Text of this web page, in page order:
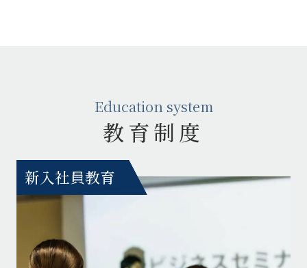
Education system
教育制度
新入社員教育